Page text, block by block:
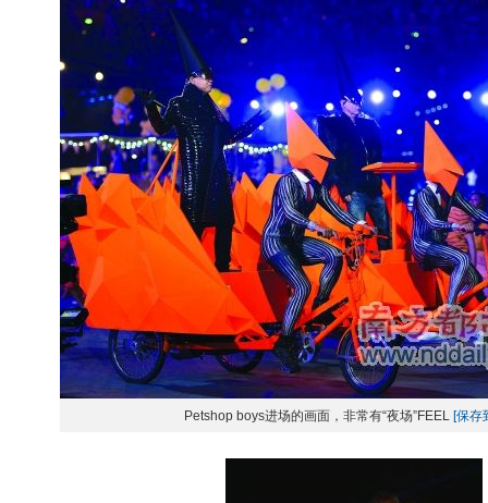
Petshop boys进场的画面，非常有“夜场”FEEL [保存